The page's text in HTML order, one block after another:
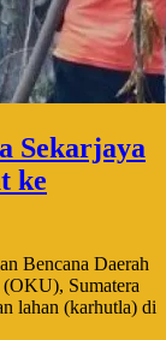
Sekarjaya
ke
Bencana Daerah
Sumatera
lahan (karhutla) di